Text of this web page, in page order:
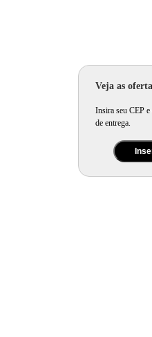
Veja as
Insira seu CEP
de entrega.